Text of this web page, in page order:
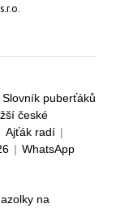
Slovník puberťáků
české
Ajťák radí |
| WhatsApp
na